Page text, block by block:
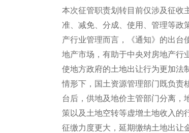
本次征管职责划转目前仅涉及征收
准、减免、分成、使用、管理等政
产行业管理而言，《通知》的出台
地产市场，有助于中央对房地产行
使地方政府的土地出让行为更加法
情形下，国土资源管理部门既负责
台后，供地及地价主管部门分离，
策以及土地空转等虚增土地收入的
征缴力度更大，延期缴纳土地出让